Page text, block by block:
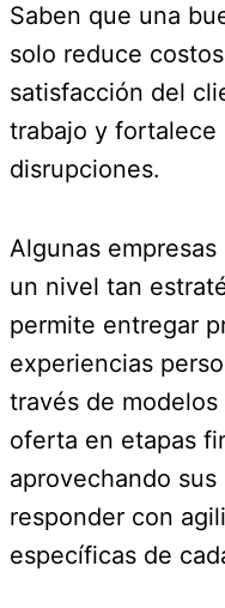
Saben que una
solo reduce
satisfacción del
trabajo y fortalece
disrupciones.
Algunas
un nivel tan
permite entregar
experiencias
través de
oferta en etapas
aprovechando
responder con
específicas de